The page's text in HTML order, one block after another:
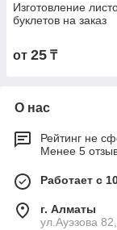
Изготовление
буклетов на заказ
от 25 ₸
О нас
Рейтинг не
Менее 5
Работает с
г. Алматы
ул.Ауэзова